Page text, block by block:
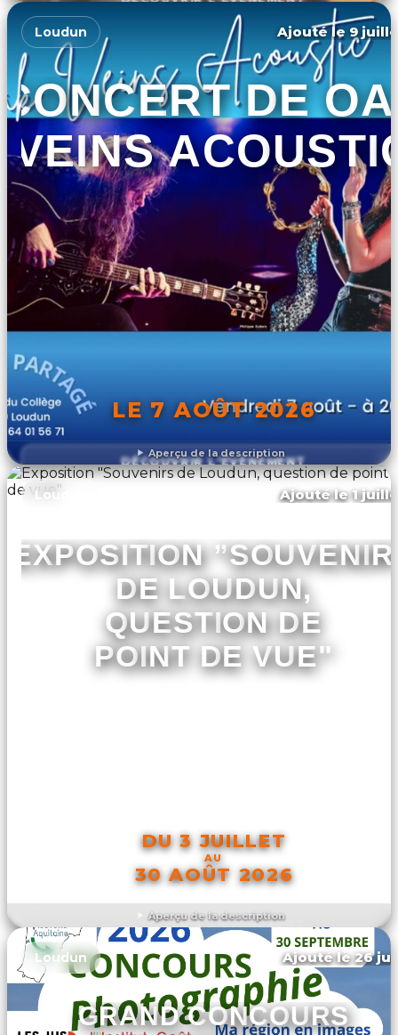
Aperçu de la description
Loudun Ajouté le 9
DE
VEINS
LE 7 AOÛT 2026
DÉCOUVRIR L'ÉVÉNEMENT
Aperçu de la description
Loudun Ajouté le 1
EXPOSITION
DE LOUDUN,
QUESTION DE
POINT DE VUE"
DU 3 JUILLET
AU
30 AOÛT 2026
DÉCOUVRIR L'ÉVÉNEMENT
Loudun Ajouté le 26
GRAND CONCOURS